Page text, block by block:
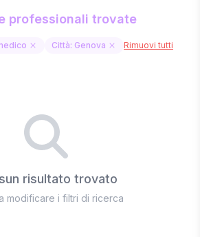
professionali trovate
Città: Genova Rimuovi tutti
risultato trovato
modificare i filtri di ricerca